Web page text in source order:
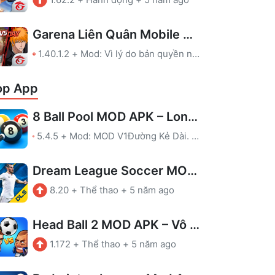
Garena Liên Quân Mobile MOD APK – Map, Full Skin
1.40.1.2 + Mod: Vì lý do bản quyền nên chúng tôi đã gỡ file MOD của game này. Bạn có thể ủng hộ nhà phát triển qua link tải ở Google Play.
App
8 Ball Pool MOD APK – Long Lines
5.4.5 + Mod: MOD V1Đường Kẻ Dài. Chơi cẩn thận, để tránh bị cấm!MOD V2Hiển thị hướng dẫn kẻ trong phòng không có hướng dẫn.MOD V3Hiển thị hướng dẫn kẻ trong phòng không có hướng dẫn.Chống cấmLeague được kích hoạt
Dream League Soccer MOD APK – Vô hạn tiền
8.20 + Thể thao + 5 năm ago
Head Ball 2 MOD APK – Vô hạn tiền
1.172 + Thể thao + 5 năm ago